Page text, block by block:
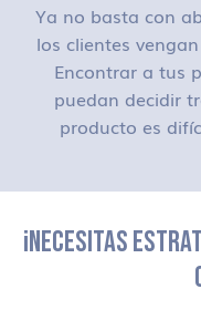
Ya no basta con
los clientes
Encontrar a tus
puedan decidir
producto es
¡NECESITAS